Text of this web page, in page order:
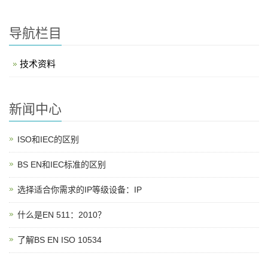
导航栏目
技术资料
新闻中心
ISO和IEC的区别
BS EN和IEC标准的区别
选择适合你需求的IP等级设备：IP
什么是EN 511：2010？
了解BS EN ISO 10534